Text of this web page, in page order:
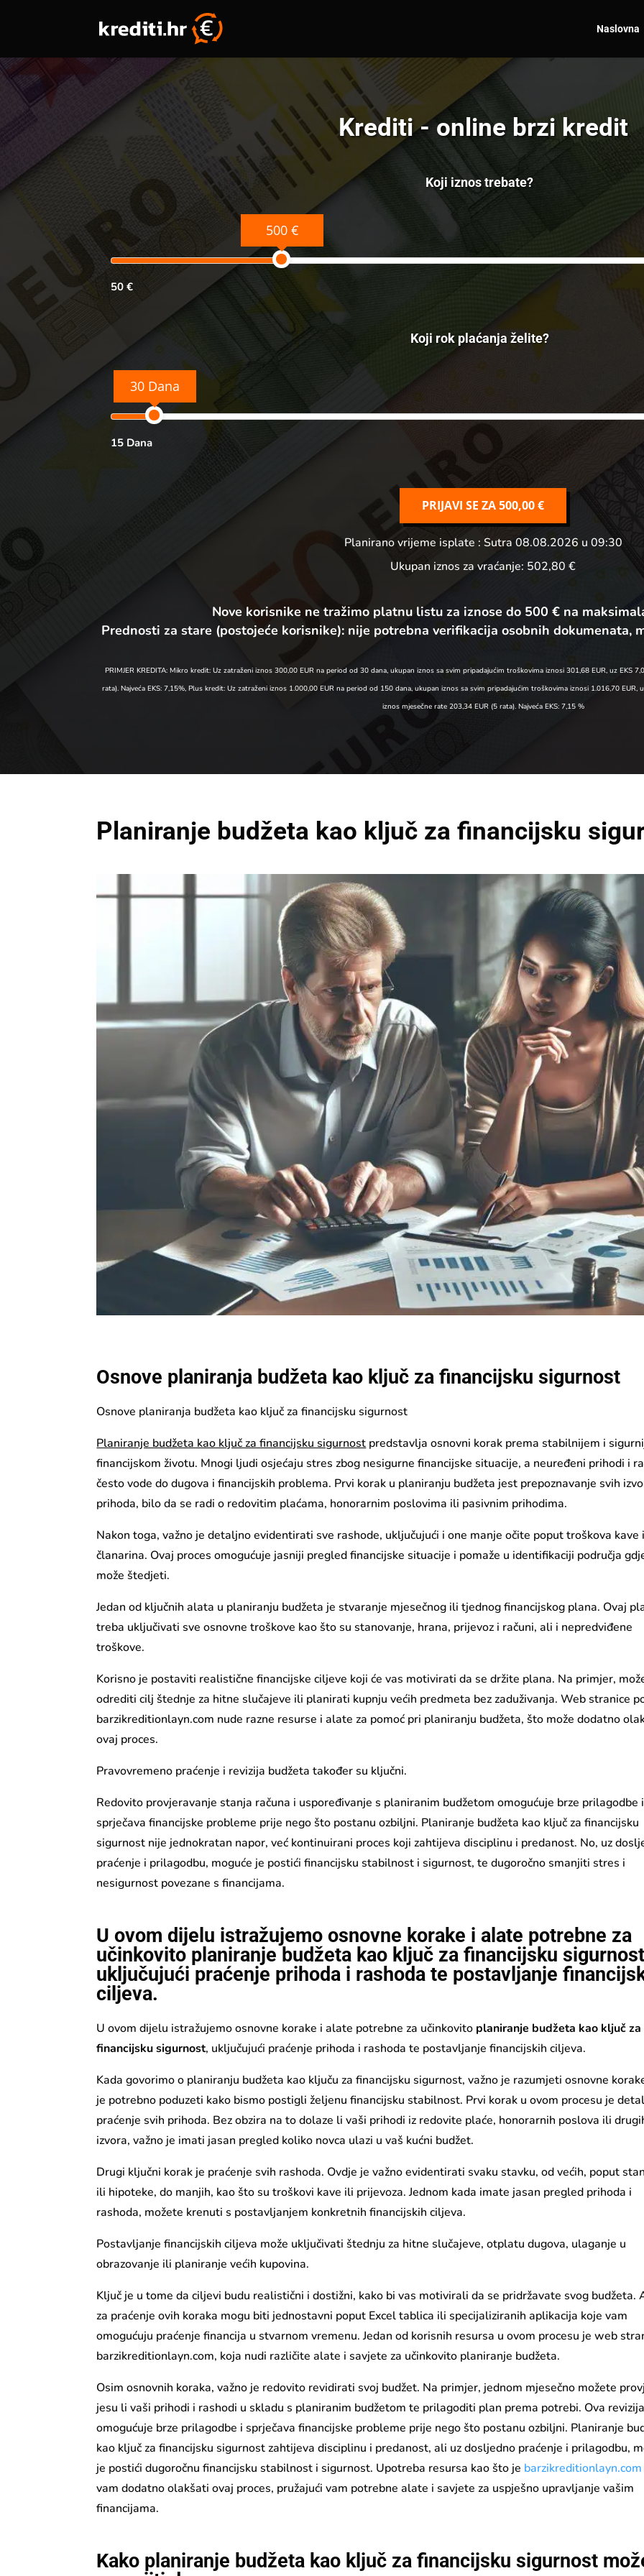
Naslovna
Krediti - online brzi kredit
Koji iznos trebate?
500 €
50 €
Koji rok plaćanja želite?
30 Dana
15 Dana
PRIJAVI SE ZA500,00 €
Planirano vrijeme isplate : Sutra 08.08.2026 u 09:30
Ukupan iznos za vraćanje: 502,80 €
Nove korisnike ne tražimo platnu listu za iznose do 500 € na
Prednosti za stare (postojeće korisnike): nije potrebna verifikacija osobnih dokumenata,
PRIMJER KREDITA: Mikro kredit: Uz zatraženi iznos 300,00 EUR na period od 30 dana, ukupan iznos sa svim pripadajućim troškovima iznosi 301,68 EUR, uz EKS
rata). Najveća EKS: 7,15%, Plus kredit: Uz zatraženi iznos 1.000,00 EUR na period od 150 dana, ukupan iznos sa svim pripadajućim troškovima iznosi 1.016,70
iznos mjesečne rate 203,34 EUR (5 rata). Najveća EKS: 7,15 %
Planiranje budžeta kao ključ za financijsku
Osnove planiranja budžeta kao ključ za financijsku sigurnost
Osnove planiranja budžeta kao ključ za financijsku sigurnost
Planiranje budžeta kao ključ za financijsku sigurnost predstavlja osnovni korak prema stabilnijem i
financijskom životu. Mnogi ljudi osjećaju stres zbog nesigurne financijske situacije, a neuređeni prihodi i
često vode do dugova i financijskih problema. Prvi korak u planiranju budžeta jest prepoznavanje svih
prihoda, bilo da se radi o redovitim plaćama, honorarnim poslovima ili pasivnim prihodima.
Nakon toga, važno je detaljno evidentirati sve rashode, uključujući i one manje očite poput troškova kave
članarina. Ovaj proces omogućuje jasniji pregled financijske situacije i pomaže u identifikaciji područja
može štedjeti.
Jedan od ključnih alata u planiranju budžeta je stvaranje mjesečnog ili tjednog financijskog plana. Ovaj
treba uključivati sve osnovne troškove kao što su stanovanje, hrana, prijevoz i računi, ali i nepredviđene
troškove.
Korisno je postaviti realistične financijske ciljeve koji će vas motivirati da se držite plana. Na primjer,
odrediti cilj štednje za hitne slučajeve ili planirati kupnju većih predmeta bez zaduživanja. Web stranice
barzikreditionlayn.com nude razne resurse i alate za pomoć pri planiranju budžeta, što može dodatno
ovaj proces.
Pravovremeno praćenje i revizija budžeta također su ključni.
Redovito provjeravanje stanja računa i uspoređivanje s planiranim budžetom omogućuje brze prilagodbe i
sprječava financijske probleme prije nego što postanu ozbiljni. Planiranje budžeta kao ključ za financijsku
sigurnost nije jednokratan napor, već kontinuirani proces koji zahtijeva disciplinu i predanost. No, uz
praćenje i prilagodbu, moguće je postići financijsku stabilnost i sigurnost, te dugoročno smanjiti stres i
nesigurnost povezane s financijama.
U ovom dijelu istražujemo osnovne korake i alate potrebne za
učinkovito planiranje budžeta kao ključ za financijsku
uključujući praćenje prihoda i rashoda te postavljanje
ciljeva.
U ovom dijelu istražujemo osnovne korake i alate potrebne za učinkovito planiranje budžeta kao ključ za
financijsku sigurnost, uključujući praćenje prihoda i rashoda te postavljanje financijskih ciljeva.
Kada govorimo o planiranju budžeta kao ključu za financijsku sigurnost, važno je razumjeti osnovne
je potrebno poduzeti kako bismo postigli željenu financijsku stabilnost. Prvi korak u ovom procesu je
praćenje svih prihoda. Bez obzira na to dolaze li vaši prihodi iz redovite plaće, honorarnih poslova ili
izvora, važno je imati jasan pregled koliko novca ulazi u vaš kućni budžet.
Drugi ključni korak je praćenje svih rashoda. Ovdje je važno evidentirati svaku stavku, od većih, poput
ili hipoteke, do manjih, kao što su troškovi kave ili prijevoza. Jednom kada imate jasan pregled prihoda i
rashoda, možete krenuti s postavljanjem konkretnih financijskih ciljeva.
Postavljanje financijskih ciljeva može uključivati štednju za hitne slučajeve, otplatu dugova, ulaganje u
obrazovanje ili planiranje većih kupovina.
Ključ je u tome da ciljevi budu realistični i dostižni, kako bi vas motivirali da se pridržavate svog budžeta.
za praćenje ovih koraka mogu biti jednostavni poput Excel tablica ili specijaliziranih aplikacija koje vam
omogućuju praćenje financija u stvarnom vremenu. Jedan od korisnih resursa u ovom procesu je web
barzikreditionlayn.com, koja nudi različite alate i savjete za učinkovito planiranje budžeta.
Osim osnovnih koraka, važno je redovito revidirati svoj budžet. Na primjer, jednom mjesečno možete
jesu li vaši prihodi i rashodi u skladu s planiranim budžetom te prilagoditi plan prema potrebi. Ova revizija
omogućuje brze prilagodbe i sprječava financijske probleme prije nego što postanu ozbiljni. Planiranje
kao ključ za financijsku sigurnost zahtijeva disciplinu i predanost, ali uz dosljedno praćenje i prilagodbu,
je postići dugoročnu financijsku stabilnost i sigurnost. Upotreba resursa kao što je barzikreditionlayn.com
vam dodatno olakšati ovaj proces, pružajući vam potrebne alate i savjete za uspješno upravljanje vašim
financijama.
Kako planiranje budžeta kao ključ za financijsku sigurnost